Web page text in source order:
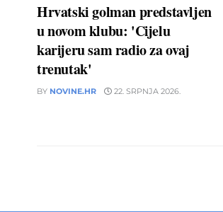
Hrvatski golman predstavljen
u novom klubu: 'Cijelu
karijeru sam radio za ovaj
trenutak'
BY NOVINE.HR 22. SRPNJA 2026.